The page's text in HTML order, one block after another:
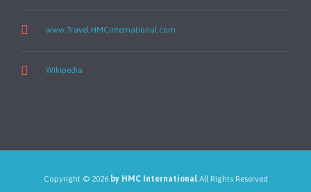
www.Travel.HMCinternational.com
Wikipedia
Copyright © 2026 by HMC InternationalAll Rights Reserved